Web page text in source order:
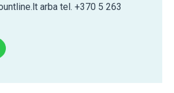
arba tel. +370 5 263